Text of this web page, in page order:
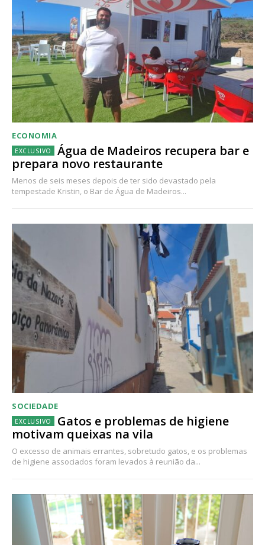
ECONOMIA
Água de Madeiros recupera bar e
prepara novo restaurante
Menos de seis meses depois de ter sido devastado pela
tempestade Kristin, o Bar de Água de Madeiros...
SOCIEDADE
Gatos e problemas de higiene
motivam queixas na vila
O excesso de animais errantes, sobretudo gatos, e os problemas
de higiene associados foram levados à reunião da...